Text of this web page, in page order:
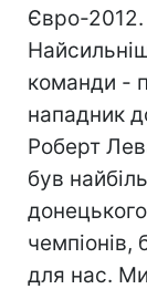
Євро-2012.
команди -
нападник
Роберт
був
чемпіонів,
для нас.